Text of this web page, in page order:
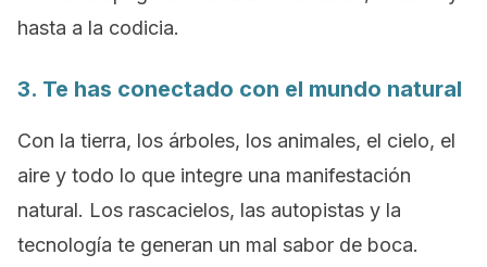
hasta a la codicia.
3. Te has conectado con el mundo natural
Con la tierra, los árboles, los animales, el cielo, el
aire y todo lo que integre una manifestación
natural. Los rascacielos, las autopistas y la
tecnología te generan un mal sabor de boca.